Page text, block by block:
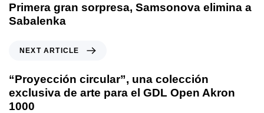
Primera gran sorpresa, Samsonova elimina a
Sabalenka
NEXT ARTICLE
“Proyección circular”, una colección
exclusiva de arte para el GDL Open Akron
1000